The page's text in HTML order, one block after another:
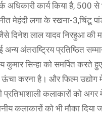
अधिकारी कार्य किया है, 500
मेहंदी लगा के रखना-3,चिंटू
दिनेश लाल यादव निरहुआ की
अंतराष्ट्रिय प्रतिष्ठित
सिन्हा को समर्पित करते
करना है। और फिल्म उद्योग
कलाकारों को अगर मेरे
कलाकारों को भी मौका दिया